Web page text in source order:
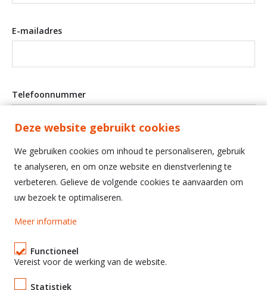
E-mailadres
Telefoonnummer
Ik ben op de hoogte van het beleidprivacyen ik
aanvaardde algemene voorwaarden
Diesterstraat 101 bus 1, 3980 Tessenderlo-
Ham
Tel. 013 690 690
Deze website gebruikt cookies
We gebruiken cookies om inhoud te personaliseren, gebruik
te analyseren, en om onze website en dienstverlening te
verbeteren. Gelieve de volgende cookies te aanvaarden om
uw bezoek te optimaliseren.
Meer informatie
Functioneel
Vereist voor de werking van de website.
Statistiek